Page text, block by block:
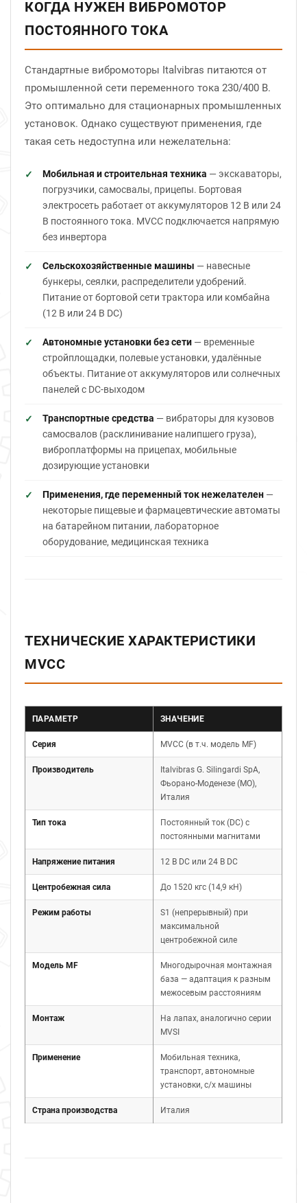
КОГДА НУЖЕН ВИБРОМОТОР
ПОСТОЯННОГО ТОКА
Стандартные вибромоторы Italvibras питаются от
промышленной сети переменного тока 230/400 В.
Это оптимально для стационарных промышленных
установок. Однако существуют применения, где
такая сеть недоступна или нежелательна:
Мобильная и строительная техника — экскаваторы,
погрузчики, самосвалы, прицепы. Бортовая
электросеть работает от аккумуляторов 12 В или 24
В постоянного тока. MVCC подключается напрямую
без инвертора
Сельскохозяйственные машины — навесные
бункеры, сеялки, распределители удобрений.
Питание от бортовой сети трактора или комбайна
(12 В или 24 В DC)
Автономные установки без сети — временные
стройплощадки, полевые установки, удалённые
объекты. Питание от аккумуляторов или солнечных
панелей с DC-выходом
Транспортные средства — вибраторы для кузовов
самосвалов (расклинивание налипшего груза),
виброплатформы на прицепах, мобильные
дозирующие установки
Применения, где переменный ток нежелателен —
некоторые пищевые и фармацевтические автоматы
на батарейном питании, лабораторное
оборудование, медицинская техника
ТЕХНИЧЕСКИЕ ХАРАКТЕРИСТИКИ
MVCC
ПАРАМЕТР ЗНАЧЕНИЕ
Серия MVCC (в т.ч. модель MF)
Производитель
Italvibras G. Silingardi SpA,
Фьорано-Моденезе (MO),
Италия
Тип тока
Постоянный ток (DC) с
постоянными магнитами
Напряжение питания 12 В DC или 24 В DC
Центробежная сила До 1520 кгс (14,9 кН)
Режим работы
S1 (непрерывный) при
максимальной
центробежной силе
Модель MF
Многодырочная монтажная
база — адаптация к разным
межосевым расстояниям
Монтаж
На лапах, аналогично серии
MVSI
Применение
Мобильная техника,
транспорт, автономные
установки, с/х машины
Страна производства Италия